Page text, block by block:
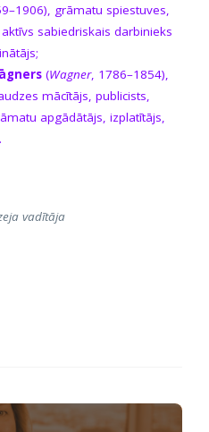
grāmatu spiestuves,
sabiedriskais darbinieks
(Wagner, 1786–1854),
mācītājs, publicists,
apgādātājs, izplatītājs,
vadītāja